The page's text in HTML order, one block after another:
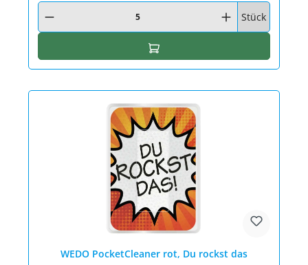
Produkt Anzahl: Gib den gewünschten Wert ein oder benutze die
Stück
In den Warenkorb
WEDO PocketCleaner rot, Du rockst das